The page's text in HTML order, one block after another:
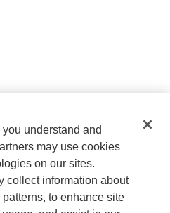
understand and
may use cookies
on our sites.
collect information about
to enhance site